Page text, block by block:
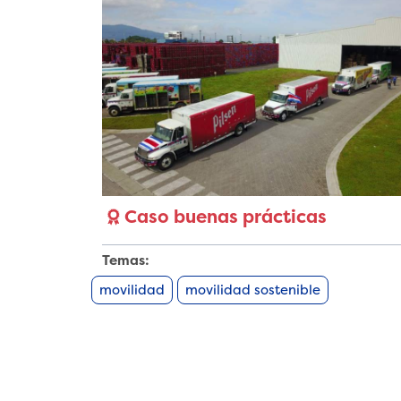
Caso buenas prácticas
Temas:
movilidad movilidad sostenible